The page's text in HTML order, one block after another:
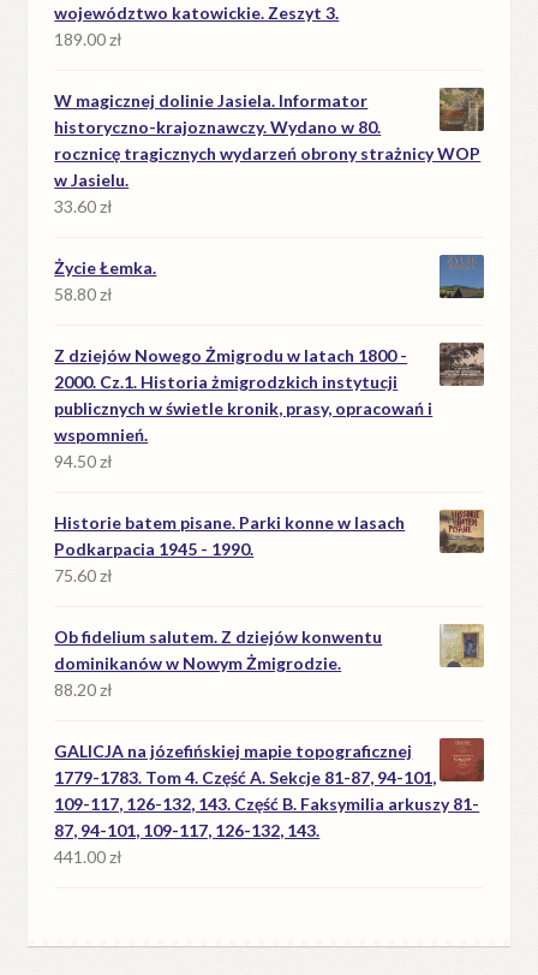
województwo katowickie. Zeszyt 3.
189.00zł
W magicznej dolinie Jasiela. Informator
historyczno-krajoznawczy. Wydano w 80.
rocznicę tragicznych wydarzeń obrony strażnicy WOP
w Jasielu.
33.60zł
Życie Łemka.
58.80zł
Z dziejów Nowego Żmigrodu w latach 1800 -
2000. Cz.1. Historia żmigrodzkich instytucji
publicznych w świetle kronik, prasy, opracowań i
wspomnień.
94.50zł
Historie batem pisane. Parki konne w lasach
Podkarpacia 1945 - 1990.
75.60zł
Ob fidelium salutem. Z dziejów konwentu
dominikanów w Nowym Żmigrodzie.
88.20zł
GALICJA na józefińskiej mapie topograficznej
1779-1783. Tom 4. Część A. Sekcje 81-87, 94-101,
109-117, 126-132, 143. Część B. Faksymilia arkuszy 81-
87, 94-101, 109-117, 126-132, 143.
441.00zł